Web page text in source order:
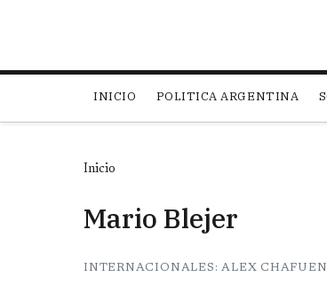
INICIO POLITICA ARGENTINA
Inicio
Mario Blejer
INTERNACIONALES: ALEX CHAFUEN